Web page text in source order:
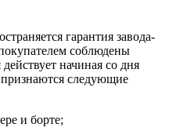
гарантия завода-
соблюдены
начиная со дня
следующие
и борте;